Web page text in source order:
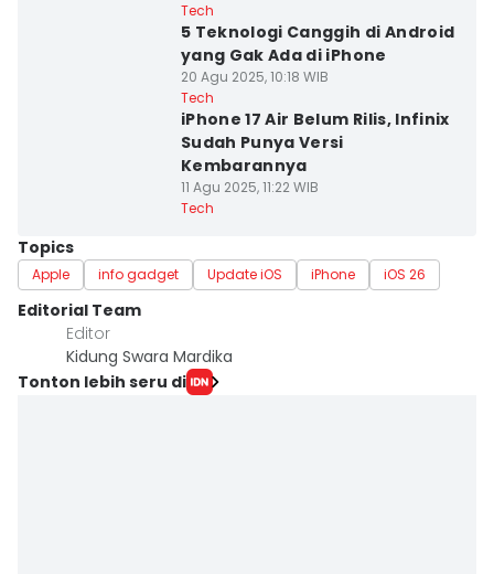
Tech
5 Teknologi Canggih di Android
yang Gak Ada di iPhone
20 Agu 2025, 10:18 WIB
Tech
iPhone 17 Air Belum Rilis, Infinix
Sudah Punya Versi
Kembarannya
11 Agu 2025, 11:22 WIB
Tech
Topics
Apple info gadget Update iOS iPhone iOS 26
Editorial Team
Editor
Kidung Swara Mardika
Tonton lebih seru di